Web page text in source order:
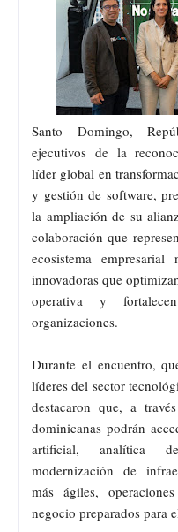
Santo Domingo,
ejecutivos de la
líder global en
y gestión de software,
la ampliación de su
colaboración que
ecosistema
innovadoras que
operativa y
organizaciones.
Durante el encuentro,
líderes del sector
destacaron que, a
dominicanas podrán
artificial, analítica
modernización de
más ágiles,
negocio preparados para